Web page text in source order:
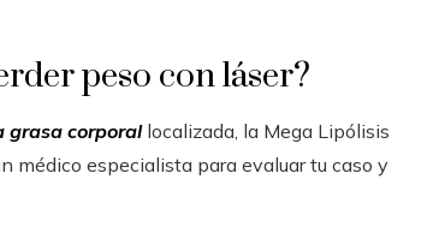
peso con láser?
grasa corporallocalizada, la Mega Lipólisis
médico especialista para evaluar tu caso y